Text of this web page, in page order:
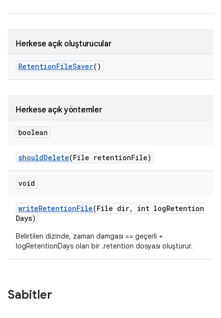
Herkese açık oluşturucular
RetentionFileSaver()
Herkese açık yöntemler
boolean
shouldDelete(File retentionFile)
void
writeRetentionFile(File dir, int logRetention
Days)
Belirtilen dizinde, zaman damgası == geçerli +
logRetentionDays olan bir .retention dosyası oluşturur.
Sabitler